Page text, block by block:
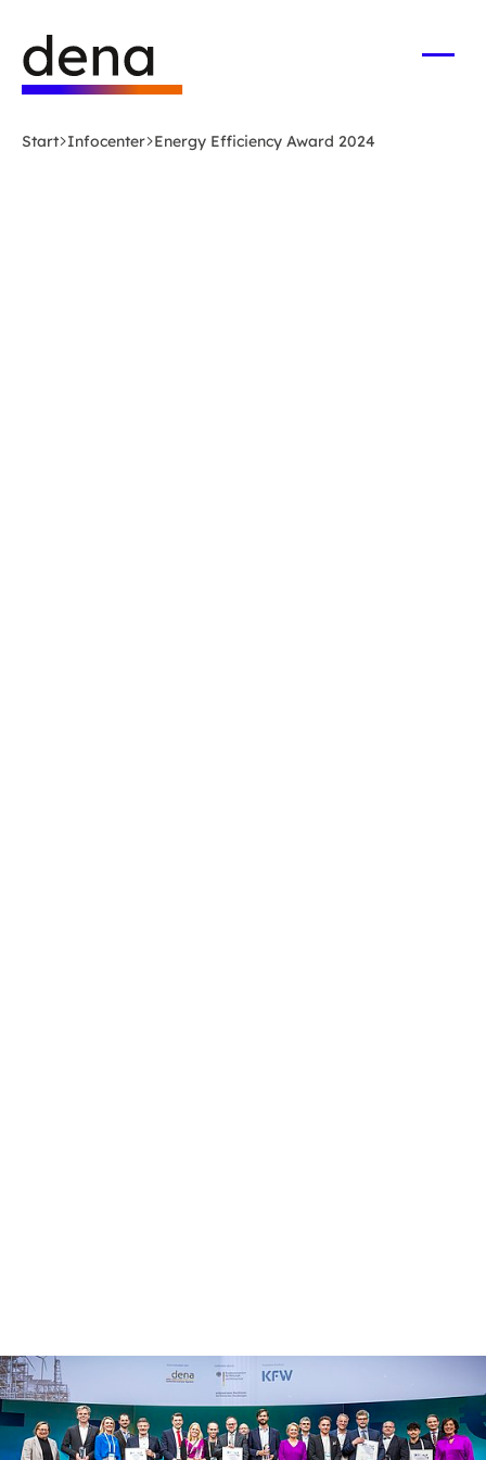
Hauptinhalt
springen
Deutsche
Energie-
Agentur
-
Start Infocenter Energy Efficiency Award 2024